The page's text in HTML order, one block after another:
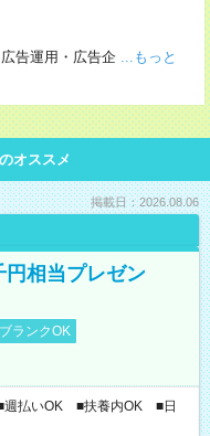
告運用・広告企 ...もっと
オススメ
掲載日：2026.08.06
相当プレゼン
ブランクOK
週払いOK ■扶養内OK ■日